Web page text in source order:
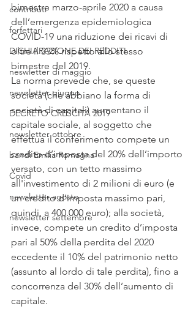
contributi
forfettari
DICHIARAZIONE DEI REDDITI
neswletter di maggio
newsletter giugno
DECRETO CRESCITA 2019
newsletter ottobre
bandi Emilia Romagna
Covid
newsletter agosto
newsletter settembre
bimestre marzo-aprile 2020 a causa
dell’emergenza epidemiologica
COVID-19 una riduzione dei ricavi di
oltre il 33% rispetto allo stesso
bimestre del 2019.
La norma prevede che, se queste
società (che abbiano la forma di
società di capitali) aumentano il
capitale sociale, al soggetto che
effettua il conferimento compete un
credito d’imposta del 20% dell’importo
versato, con un tetto massimo
all'investimento di 2 milioni di euro (e
un credito d’imposta massimo pari,
quindi, a 400.000 euro); alla società,
invece, compete un credito d’imposta
pari al 50% della perdita del 2020
eccedente il 10% del patrimonio netto
(assunto al lordo di tale perdita), fino a
concorrenza del 30% dell’aumento di
capitale.